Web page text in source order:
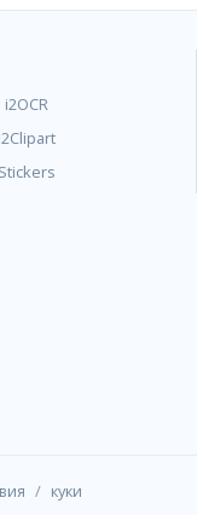
i2OCR
i2Clipart
Stickers
/ куки